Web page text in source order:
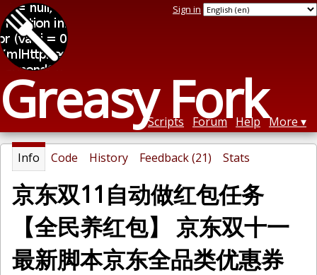
Greasy Fork
Sign in
Scripts Forum Help More
Info Code History Feedback (21) Stats
京东双11自动做红包任务
【全民养红包】 京东双十一
最新脚本京东全品类优惠券